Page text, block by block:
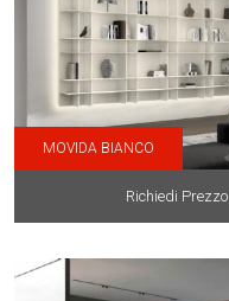
MOVIDA BIANCO
Richiedi Prezzo